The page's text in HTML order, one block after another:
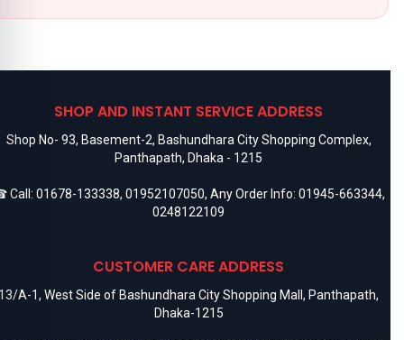
SHOP AND INSTANT SERVICE ADDRESS
Shop No- 93, Basement-2, Bashundhara City Shopping Complex,
Panthapath, Dhaka - 1215
Call: 01678-133338, 01952107050, Any Order Info: 01945-663344,
0248122109
CUSTOMER CARE ADDRESS
A-1, West Side of Bashundhara City Shopping Mall, Panthapath,
Dhaka-1215